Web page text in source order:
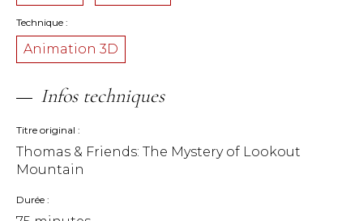
Technique
Animation 3D
Infos techniques
Titre original
Thomas & Friends: The Mystery of Lookout
Mountain
Durée